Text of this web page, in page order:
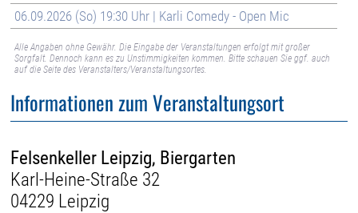
06.09.2026 (So) 19:30 Uhr | Karli Comedy - Open Mic
Alle Angaben ohne Gewähr. Die Eingabe der Veranstaltungen erfolgt mit großer
Sorgfalt. Dennoch kann es zu Unstimmigkeiten kommen. Bitte schauen Sie ggf. auch
auf die Seite des Veranstalters/Veranstaltungsortes.
Informationen zum Veranstaltungsort
Felsenkeller Leipzig, Biergarten
Karl-Heine-Straße 32
04229 Leipzig